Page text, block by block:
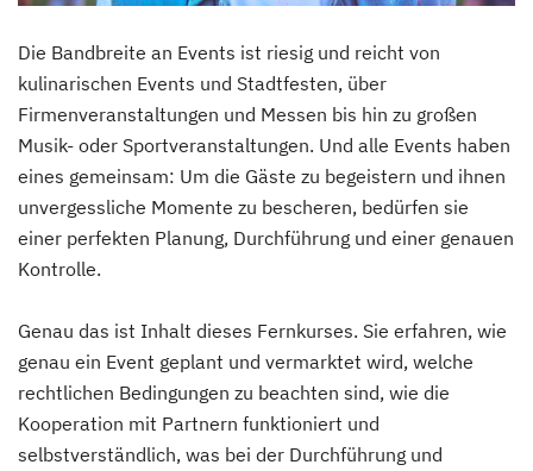
Die Bandbreite an Events ist riesig und reicht von
kulinarischen Events und Stadtfesten, über
Firmenveranstaltungen und Messen bis hin zu großen
Musik- oder Sportveranstaltungen. Und alle Events haben
eines gemeinsam: Um die Gäste zu begeistern und ihnen
unvergessliche Momente zu bescheren, bedürfen sie
einer perfekten Planung, Durchführung und einer genauen
Kontrolle.
Genau das ist Inhalt dieses Fernkurses. Sie erfahren, wie
genau ein Event geplant und vermarktet wird, welche
rechtlichen Bedingungen zu beachten sind, wie die
Kooperation mit Partnern funktioniert und
selbstverständlich, was bei der Durchführung und